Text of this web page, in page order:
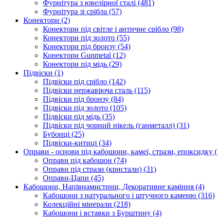
Фурнітура з ювелірної сталі (481)
Фурнітура зі срібла (57)
Конектори (2)
Конектори під світле і античне срібло (98)
Конектори під золото (55)
Конектори під бронзу (54)
Конектори Gunmetal (12)
Конектори під мідь (29)
Підвіски (1)
Підвіски під срібло (142)
Підвіски нержавіюча сталь (115)
Підвіски під бронзу (84)
Підвіски під золото (105)
Підвіски під мідь (35)
Підвіски під чорний нікель (ганметалл) (31)
Бубонці (25)
Підвіски-китиці (34)
Оправи - основи під кабошони, камеї, стрази, епоксидку
Оправи під кабошон (74)
Оправи під стрази (кристали) (31)
Оправи-Цапи (45)
Кабошони, Напівнамистини, Декоративне каміння (4)
Кабошони з натурального і штучного каменю (316)
Колекційні мінерали (218)
Кабошони і вставки з Бурштину (4)